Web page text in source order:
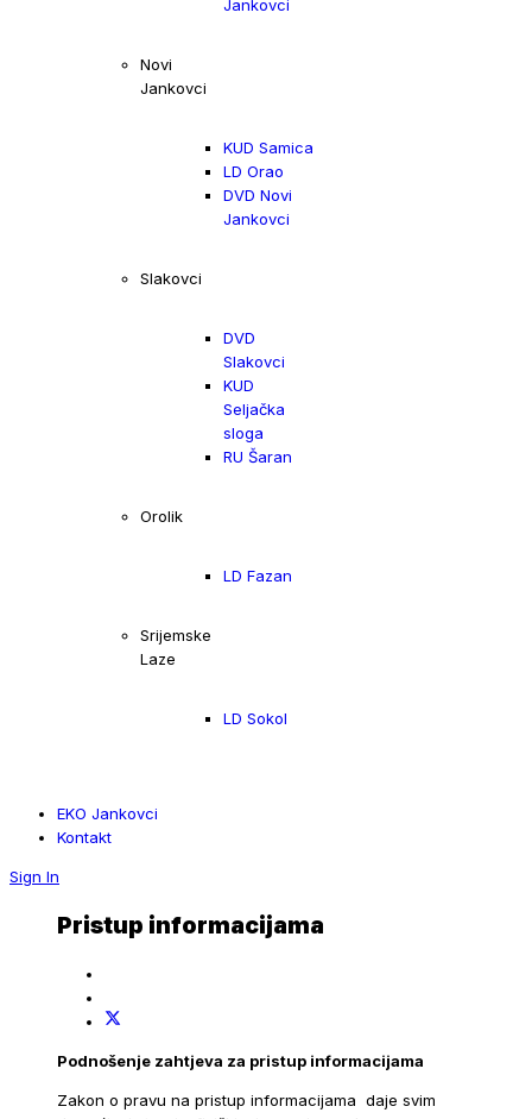
Jankovci
Novi
Jankovci
KUD Samica
LD Orao
DVD Novi
Jankovci
Slakovci
DVD
Slakovci
KUD
Seljačka
sloga
RU Šaran
Orolik
LD Fazan
Srijemske
Laze
LD Sokol
EKO Jankovci
Kontakt
Sign In
Pristup informacijama
Podnošenje zahtjeva za pristup informacijama
Zakon o pravu na pristup informacijama daje svim